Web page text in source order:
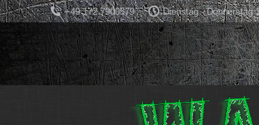
+49 172 7900579 Dienstag - Donnerstag